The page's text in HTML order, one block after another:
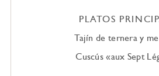
PLATOS
Tajín de ternera y
Cuscús «aux Sept